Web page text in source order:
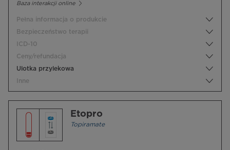
Baza interakcji online
Pełna informacja o produkcie
Bezpieczeństwo terapii
ICD-10
Ceny/refundacja
Ulotka przylekowa
Inne
Etopro
Topiramate